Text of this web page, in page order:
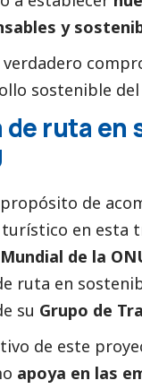
y
verdadero
sostenible
de ruta en
de
en esta
de la
ruta en
su Grupo de
de este
apoya en las